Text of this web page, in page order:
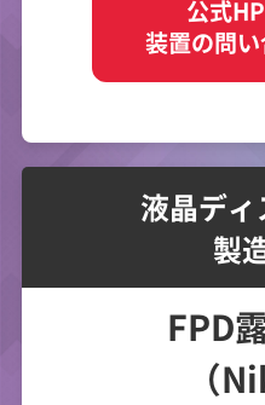
公式
装置の問
液晶デ
製
FPD
（